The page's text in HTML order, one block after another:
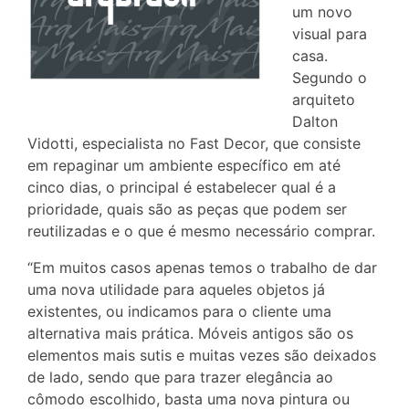
um novo
visual para
casa.
Segundo o
arquiteto
Dalton
Vidotti, especialista no Fast Decor, que consiste
em repaginar um ambiente específico em até
cinco dias, o principal é estabelecer qual é a
prioridade, quais são as peças que podem ser
reutilizadas e o que é mesmo necessário comprar.
“Em muitos casos apenas temos o trabalho de dar
uma nova utilidade para aqueles objetos já
existentes, ou indicamos para o cliente uma
alternativa mais prática. Móveis antigos são os
elementos mais sutis e muitas vezes são deixados
de lado, sendo que para trazer elegância ao
cômodo escolhido, basta uma nova pintura ou